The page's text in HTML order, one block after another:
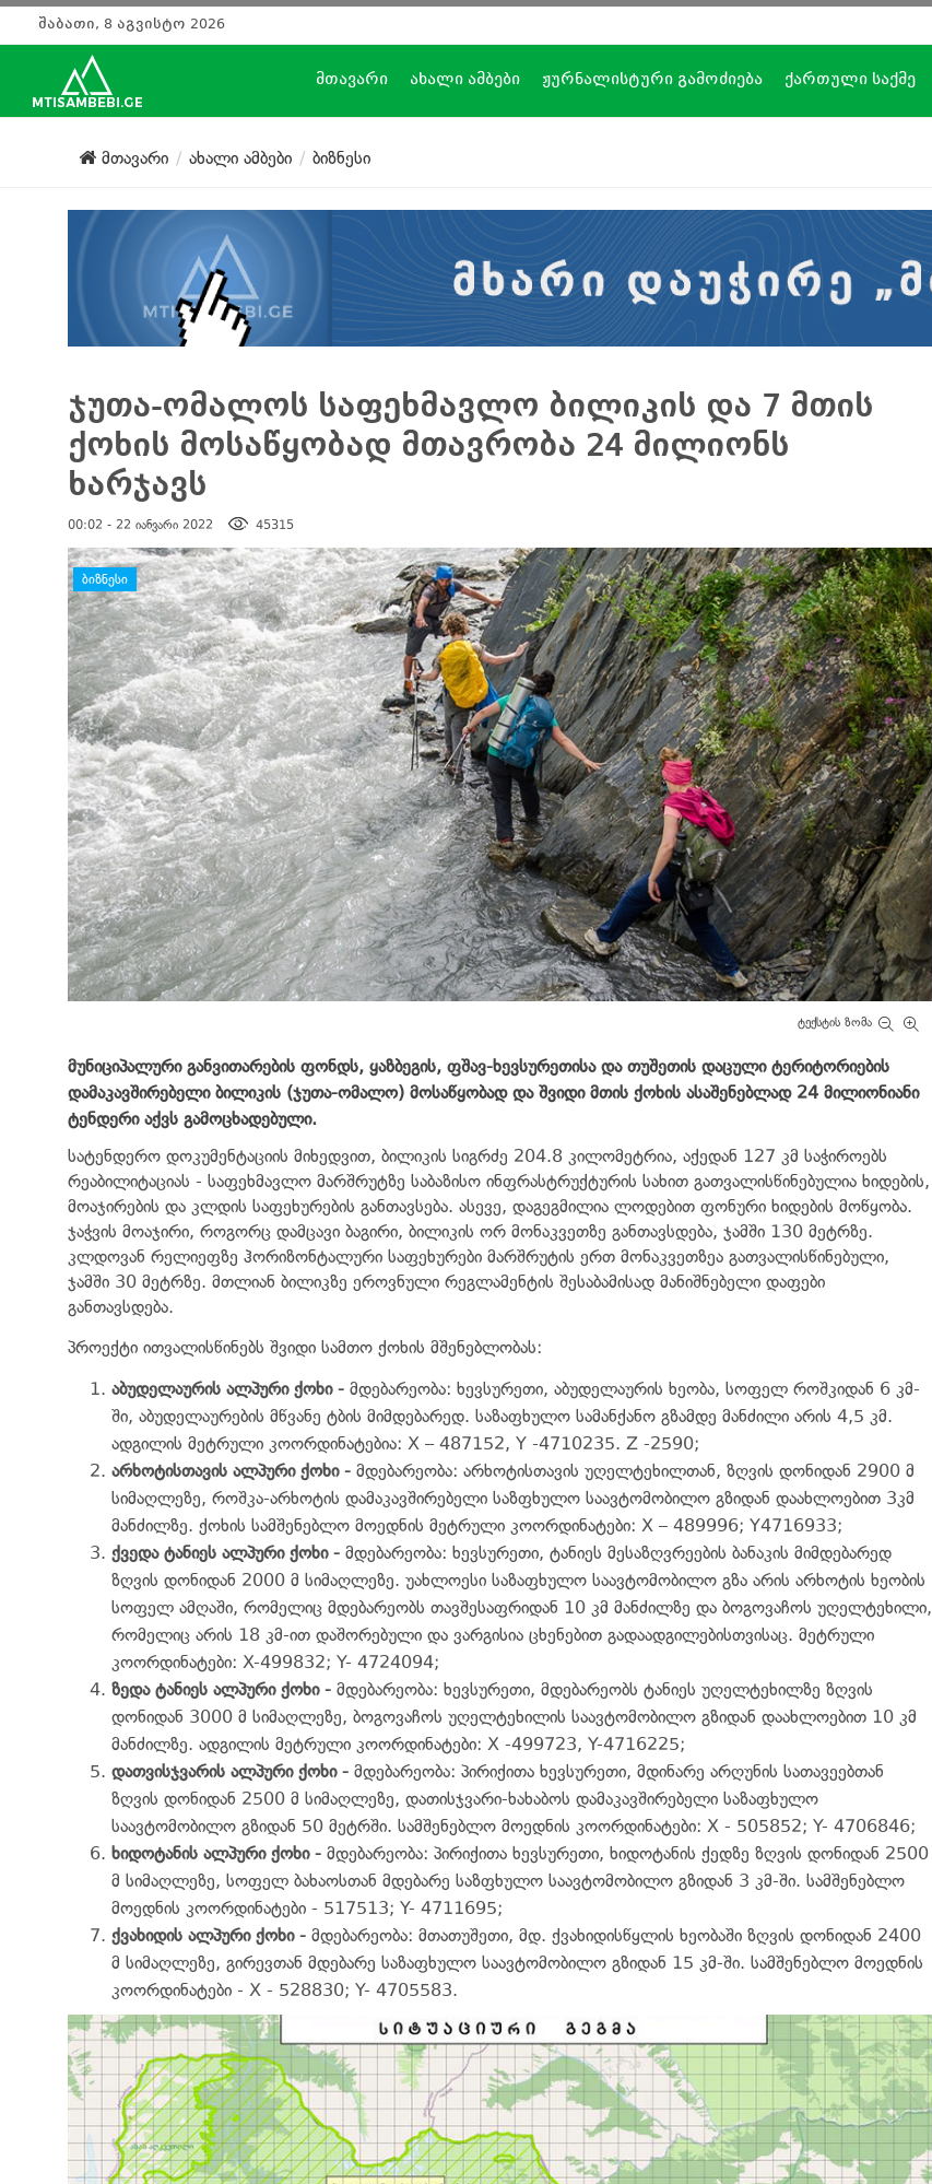
შაბათი, 8 აგვისტო 2026
მთავარი ახალი ამბები ჟურნალისტური გამოძიება ქართული საქმე
მთავარი ახალი ამბები ბიზნესი
ჯუთა-ომალოს საფეხმავლო ბილიკის და 7 მთის
ქოხის მოსაწყობად მთავრობა 24 მილიონს
ხარჯავს
00:02 - 22 იანვარი 2022 45315
დატოვე კომენტარი
ᲑᲘᲖᲜᲔᲡᲘ
ტექსტის ზომა
მუნიციპალური განვითარების ფონდს, ყაზბეგის, ფშავ-ხევსურეთისა და თუშეთის დაცული ტერიტორიების
დამაკავშირებელი ბილიკის (ჯუთა-ომალო) მოსაწყობად და შვიდი მთის ქოხის ასაშენებლად 24 მილიონიანი
ტენდერი აქვს გამოცხადებული.
სატენდერო დოკუმენტაციის მიხედვით, ბილიკის სიგრძე 204.8 კილომეტრია, აქედან 127 კმ საჭიროებს
რეაბილიტაციას - საფეხმავლო მარშრუტზე საბაზისო ინფრასტრუქტურის სახით გათვალისწინებულია ხიდების,
მოაჯირების და კლდის საფეხურების განთავსება. ასევე, დაგეგმილია ლოდებით ფონური ხიდების მოწყობა.
ჯაჭვის მოაჯირი, როგორც დამცავი ბაგირი, ბილიკის ორ მონაკვეთზე განთავსდება, ჯამში 130 მეტრზე.
კლდოვან რელიეფზე ჰორიზონტალური საფეხურები მარშრუტის ერთ მონაკვეთზეა გათვალისწინებული,
ჯამში 30 მეტრზე. მთლიან ბილიკზე ეროვნული რეგლამენტის შესაბამისად მანიშნებელი დაფები
განთავსდება.
პროექტი ითვალისწინებს შვიდი სამთო ქოხის მშენებლობას:
აბუდელაურის ალპური ქოხი- მდებარეობა: ხევსურეთი, აბუდელაურის ხეობა, სოფელ როშკიდან 6 კმ-
ში, აბუდელაურების მწვანე ტბის მიმდებარედ. საზაფხულო სამანქანო გზამდე მანძილი არის 4,5 კმ.
ადგილის მეტრული კოორდინატებია: X – 487152, Y -4710235. Z -2590;
არხოტისთავის ალპური ქოხი- მდებარეობა: არხოტისთავის უღელტეხილთან, ზღვის დონიდან 2900 მ
სიმაღლეზე, როშკა-არხოტის დამაკავშირებელი საზფხულო საავტომობილო გზიდან დაახლოებით 3კმ
მანძილზე. ქოხის სამშენებლო მოედნის მეტრული კოორდინატები: X – 489996; Y4716933;
ქვედა ტანიეს ალპური ქოხი- მდებარეობა: ხევსურეთი, ტანიეს მესაზღვრეების ბანაკის მიმდებარედ
ზღვის დონიდან 2000 მ სიმაღლეზე. უახლოესი საზაფხულო საავტომობილო გზა არის არხოტის ხეობის
სოფელ ამღაში, რომელიც მდებარეობს თავშესაფრიდან 10 კმ მანძილზე და ბოგოვაჩოს უღელტეხილი,
რომელიც არის 18 კმ-ით დაშორებული და ვარგისია ცხენებით გადაადგილებისთვისაც. მეტრული
კოორდინატები: X-499832; Y- 4724094;
ზედა ტანიეს ალპური ქოხი- მდებარეობა: ხევსურეთი, მდებარეობს ტანიეს უღელტეხილზე ზღვის
დონიდან 3000 მ სიმაღლეზე, ბოგოვაჩოს უღელტეხილის საავტომობილო გზიდან დაახლოებით 10 კმ
მანძილზე. ადგილის მეტრული კოორდინატები: X -499723, Y-4716225;
დათვისჯვარის ალპური ქოხი- მდებარეობა: პირიქითა ხევსურეთი, მდინარე არღუნის სათავეებთან
ზღვის დონიდან 2500 მ სიმაღლეზე, დათისჯვარი-ხახაბოს დამაკავშირებელი საზაფხულო
საავტომობილო გზიდან 50 მეტრში. სამშენებლო მოედნის კოორდინატები: X - 505852; Y- 4706846;
ხიდოტანის ალპური ქოხი- მდებარეობა: პირიქითა ხევსურეთი, ხიდოტანის ქედზე ზღვის დონიდან 2500
მ სიმაღლეზე, სოფელ ბახაოსთან მდებარე საზფხულო საავტომობილო გზიდან 3 კმ-ში. სამშენებლო
მოედნის კოორდინატები - 517513; Y- 4711695;
ქვახიდის ალპური ქოხი- მდებარეობა: მთათუშეთი, მდ. ქვახიდისწყლის ხეობაში ზღვის დონიდან 2400
მ სიმაღლეზე, გირევთან მდებარე საზაფხულო საავტომობილო გზიდან 15 კმ-ში. სამშენებლო მოედნის
კოორდინატები - X - 528830; Y- 4705583.